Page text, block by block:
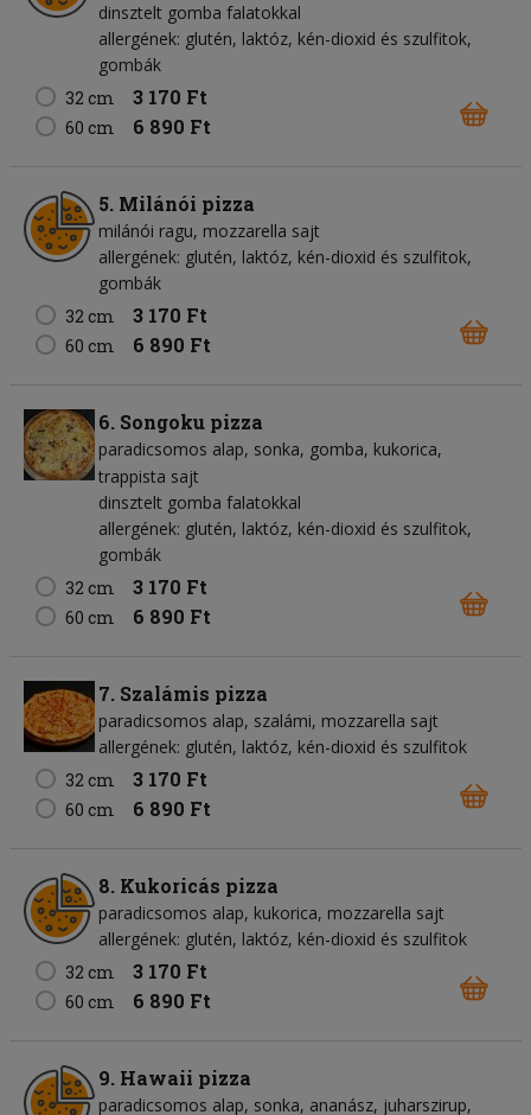
dinsztelt gomba falatokkal
allergének: glutén, laktóz, kén-dioxid és szulfitok,
gombák
32 cm
3 170 Ft
60 cm 6 890 Ft
5. Milánói pizza
milánói ragu mozzarella sajt
allergének: glutén, laktóz, kén-dioxid és szulfitok,
gombák
32 cm
3 170 Ft
60 cm 6 890 Ft
6. Songoku pizza
paradicsomos alap sonka gomba kukorica
trappista sajt
dinsztelt gomba falatokkal
allergének: glutén, laktóz, kén-dioxid és szulfitok,
gombák
32 cm
3 170 Ft
60 cm 6 890 Ft
7. Szalámis pizza
paradicsomos alap szalámi mozzarella sajt
allergének: glutén, laktóz, kén-dioxid és szulfitok
32 cm
3 170 Ft
60 cm 6 890 Ft
8. Kukoricás pizza
paradicsomos alap kukorica mozzarella sajt
allergének: glutén, laktóz, kén-dioxid és szulfitok
32 cm
3 170 Ft
60 cm 6 890 Ft
9. Hawaii pizza
paradicsomos alap sonka ananász juharszirup